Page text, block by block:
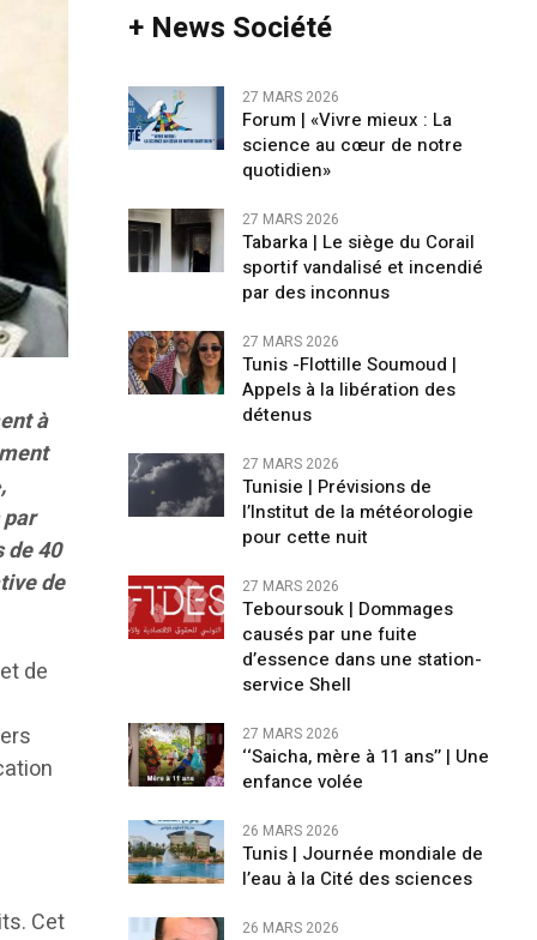
à
de 40
de
de
Cet
+ News Société
27 MARS 2026
Forum | «Vivre mieux : La
science au cœur de notre
quotidien»
27 MARS 2026
Tabarka | Le siège du Corail
sportif vandalisé et incendié
par des inconnus
27 MARS 2026
Tunis -Flottille Soumoud |
Appels à la libération des
détenus
27 MARS 2026
Tunisie | Prévisions de
l’Institut de la météorologie
pour cette nuit
27 MARS 2026
Teboursouk | Dommages
causés par une fuite
d’essence dans une station-
service Shell
27 MARS 2026
‘‘Saicha, mère à 11 ans’’ | Une
enfance volée
26 MARS 2026
Tunis | Journée mondiale de
l’eau à la Cité des sciences
26 MARS 2026